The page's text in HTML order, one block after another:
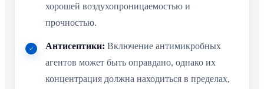
хорошей воздухопроницаемостью и
прочностью.
Антисептики: Включение антимикробных
агентов может быть оправдано, однако их
концентрация должна находиться в пределах,